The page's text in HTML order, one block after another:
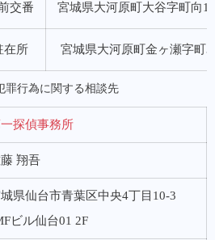
交番 宮城県大河原町大谷字町向
在所 宮城県大河原町金ヶ瀬字町
罪行為に関する相談先
探偵事務所
翔吾
県仙台市青葉区中央4丁目10-3
ビル仙台01 2F